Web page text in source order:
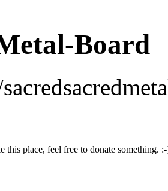
Board
this place, feel free to donate something.